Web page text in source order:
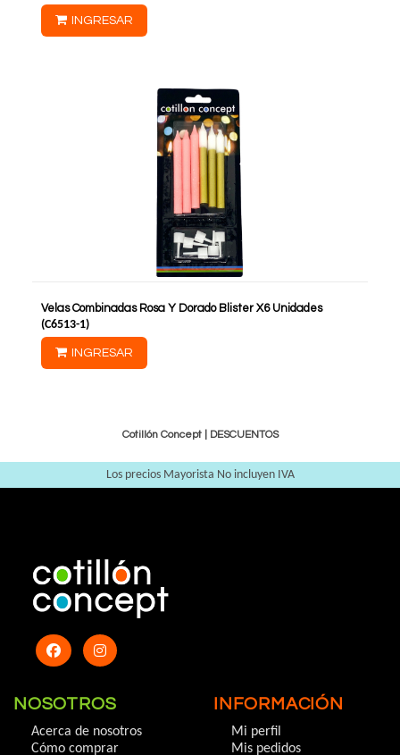
INGRESAR
Velas Combinadas Rosa Y Dorado Blister X6 Unidades
(C6513-1)
INGRESAR
Cotillón Concept | DESCUENTOS
Los precios Mayorista No incluyen IVA
NOSOTROS
Acerca de nosotros
Cómo comprar
INFORMACIÓN
Mi perfil
Mis pedidos